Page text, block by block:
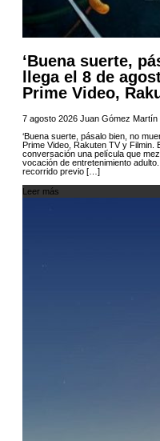
‘Buena suerte,
llega el 8 de
Prime Video,
7 agosto 2026 Juan Gómez Martín
‘Buena suerte, pásalo bien, no
Prime Video, Rakuten TV y Filmin.
conversación una película que
vocación de entretenimiento
recorrido previo […]
Leer más